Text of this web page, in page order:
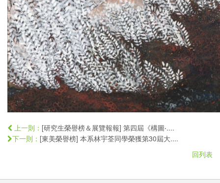
上一則： [研究生榮譽榜＆展覽報報] 第四屆《構圖‧....
下一則： [東美榮譽榜] 本系林宇荃同學榮獲第30屆大....
回列表